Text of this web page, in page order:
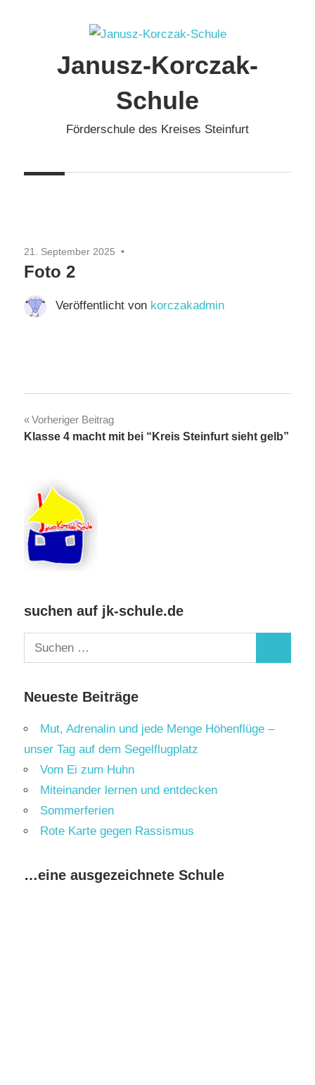
Janusz-Korczak-
Schule
Förderschule des Kreises Steinfurt
21. September 2025
Foto 2
Veröffentlicht von korczakadmin
Beitragsnavigation
Vorheriger Beitrag
Klasse 4 macht mit bei “Kreis Steinfurt sieht gelb”
suchen auf jk-schule.de
Suchen
nach:
Neueste Beiträge
Mut, Adrenalin und jede Menge Höhenflüge –
unser Tag auf dem Segelflugplatz
Vom Ei zum Huhn
Miteinander lernen und entdecken
Sommerferien
Rote Karte gegen Rassismus
…eine ausgezeichnete Schule